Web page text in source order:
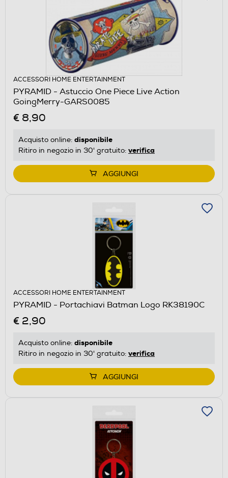
ACCESSORI HOME ENTERTAINMENT
PYRAMID - Astuccio One Piece Live Action
GoingMerry-GARS0085
€ 8,90
Acquisto online: disponibile
Ritiro in negozio in 30' gratuito: verifica
AGGIUNGI
ACCESSORI HOME ENTERTAINMENT
PYRAMID - Portachiavi Batman Logo RK38190C
€ 2,90
Acquisto online: disponibile
Ritiro in negozio in 30' gratuito: verifica
AGGIUNGI